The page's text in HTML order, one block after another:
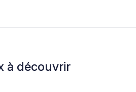
à découvrir